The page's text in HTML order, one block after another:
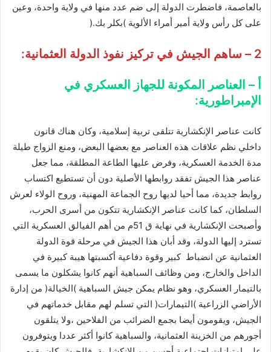
بالعاصمة، فاضطرت الدولة إلى ضم عدد منها في ولاية واحدة، وعين
على كل رأس ولاية أمير أمراء الألوية )بكلر بك.(
2 – ساهم الجيش في تركيز نفوذ الدولة العثمانية:
أ – العناصر المكونة للجهاز العسكري في
الإمبراطورية:
كانت عناصر الإنكشارية تتلقى تربية إسلامية، وكان هناك قانون
داخلي نظم علاقات هذه العناصر مع بعضها البعض، ومنع الزواج طيلة
مدة الخدمة العسكرية، وفرض عليها الطاعة المطلقة، مما جعل
عناصر هذا الجيش تفقد روابطها الأصلية دون أن تستطيع اكتساب
روابط جديدة، مما أحيا لديها روح الجماعة المهنية، وروح الولاء لعرش
السلطان، كما كانت عناصر الإنكشارية تتكون من أسرى الحرب،
وأصبحت الإنكشارية في نهاية ق 51م من أهم الفيالق العسكرية التي
تسترد إليها الدولة، وقد أبان هذا الجيش في مرحلة قوة الدولة
العثمانية عن انضباط كبير وقوة دفاعية أكسبتها هيبة كبيرة في
الداخل والخارج، ومن وظائف السباهية أنهم كانوا يشكلون ما يسمى
بالتيمار العسكري، وهو نظام يمكن جيش السباهية )الخيالة( من إدارة
الأراضي الزراعية )التيمارات( التي تسلم لهم مقابل خدماتهم في
الجيش، ويقومون أيضا بجمع الضرائب من الفلاحين ،ولا يتلقون
أجورهم من الخزينة العثمانية، والسباهية كانوا أكثر عددا ويتوفرون